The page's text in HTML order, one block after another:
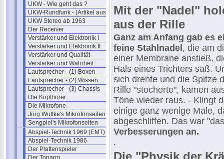
UKW - Wie geht das ?
UKW-Rundfunk - (Artikel aus 1950)
UKW Stereo ab 1963
Der Receiver
Verstärker und Elektronik I
Verstärker und Elektronik II
Verstärker und Qualität
Verstärker und Wahrheit
Lautsprecher - (1) Boxen
Lautsprecher - (2) Wissen
Lautsprecher - (3) Chassis
Die Kopfhörer
Die Mikrofone
Jörg Wuttke's Mikrofonseiten
Sengpiel's Mikrofonseiten
Abspiel-Technik 1969 (EMT)
Abspiel-Technik 1986
Der Plattenspieler
Der Tonarm
Mit der "Nadel"
aus der Rille
Ganz am Anfang gab es
feine Stahlnadel , die am
einer Membrane anstieß,
Hals eines Trichters saß.
sich drehte und die Spitze
Rille "stocherte", kamen
Töne wieder raus. - Klingt
einige ganz wenige Male,
abgeschliffen. Das war
Verbesserungen an.
.
Die "Physik der